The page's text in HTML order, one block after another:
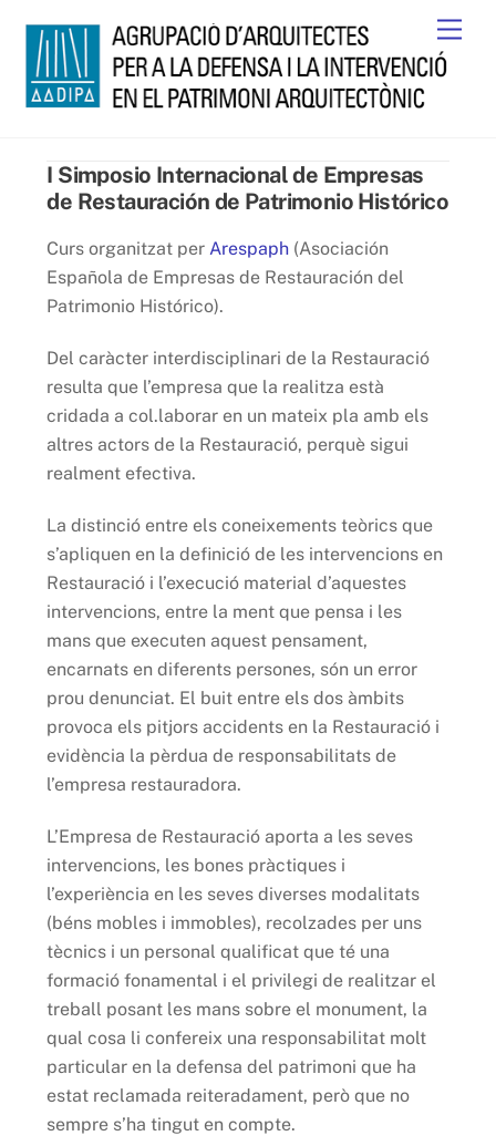
content
I Simposio Internacional de Empresas
de Restauración de Patrimonio Histórico
Curs organitzat perArespaph (Asociación
Española de Empresas de Restauración del
Patrimonio Histórico).
Del caràcter interdisciplinari de la Restauració
resulta que l’empresa que la realitza està
cridada a col.laborar en un mateix pla amb els
altres actors de la Restauració, perquè sigui
realment efectiva.
La distinció entre els coneixements teòrics que
s’apliquen en la definició de les intervencions en
Restauració i l’execució material d’aquestes
intervencions, entre la ment que pensa i les
mans que executen aquest pensament,
encarnats en diferents persones, són un error
prou denunciat. El buit entre els dos àmbits
provoca els pitjors accidents en la Restauració i
evidència la pèrdua de responsabilitats de
l’empresa restauradora.
L’Empresa de Restauració aporta a les seves
intervencions, les bones pràctiques i
l’experiència en les seves diverses modalitats
(béns mobles i immobles), recolzades per uns
tècnics i un personal qualificat que té una
formació fonamental i el privilegi de realitzar el
treball posant les mans sobre el monument, la
qual cosa li confereix una responsabilitat molt
particular en la defensa del patrimoni que ha
estat reclamada reiteradament, però que no
sempre s’ha tingut en compte.